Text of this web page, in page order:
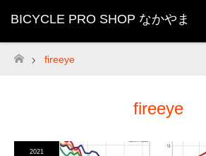
BICYCLE PRO SHOP なかやま
ホーム
fireeye
fireeye
2021